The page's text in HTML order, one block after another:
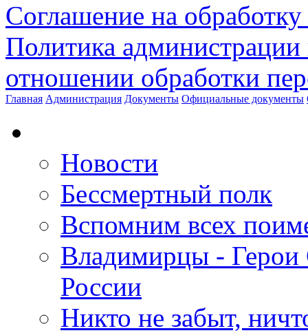
Соглашение на
Политика
отношении обработки
Главная Администрация Документы Официальные документы
Новости
Бессмертный полк
Вспомним всех
Владимирцы - Герои
России
Никто не забыт,